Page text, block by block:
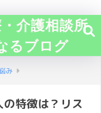
介護相談所
るブログ
み
特徴は？リス